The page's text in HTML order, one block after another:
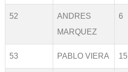
52
ANDRES
MARQUEZ
6
53 PABLO VIERA 15